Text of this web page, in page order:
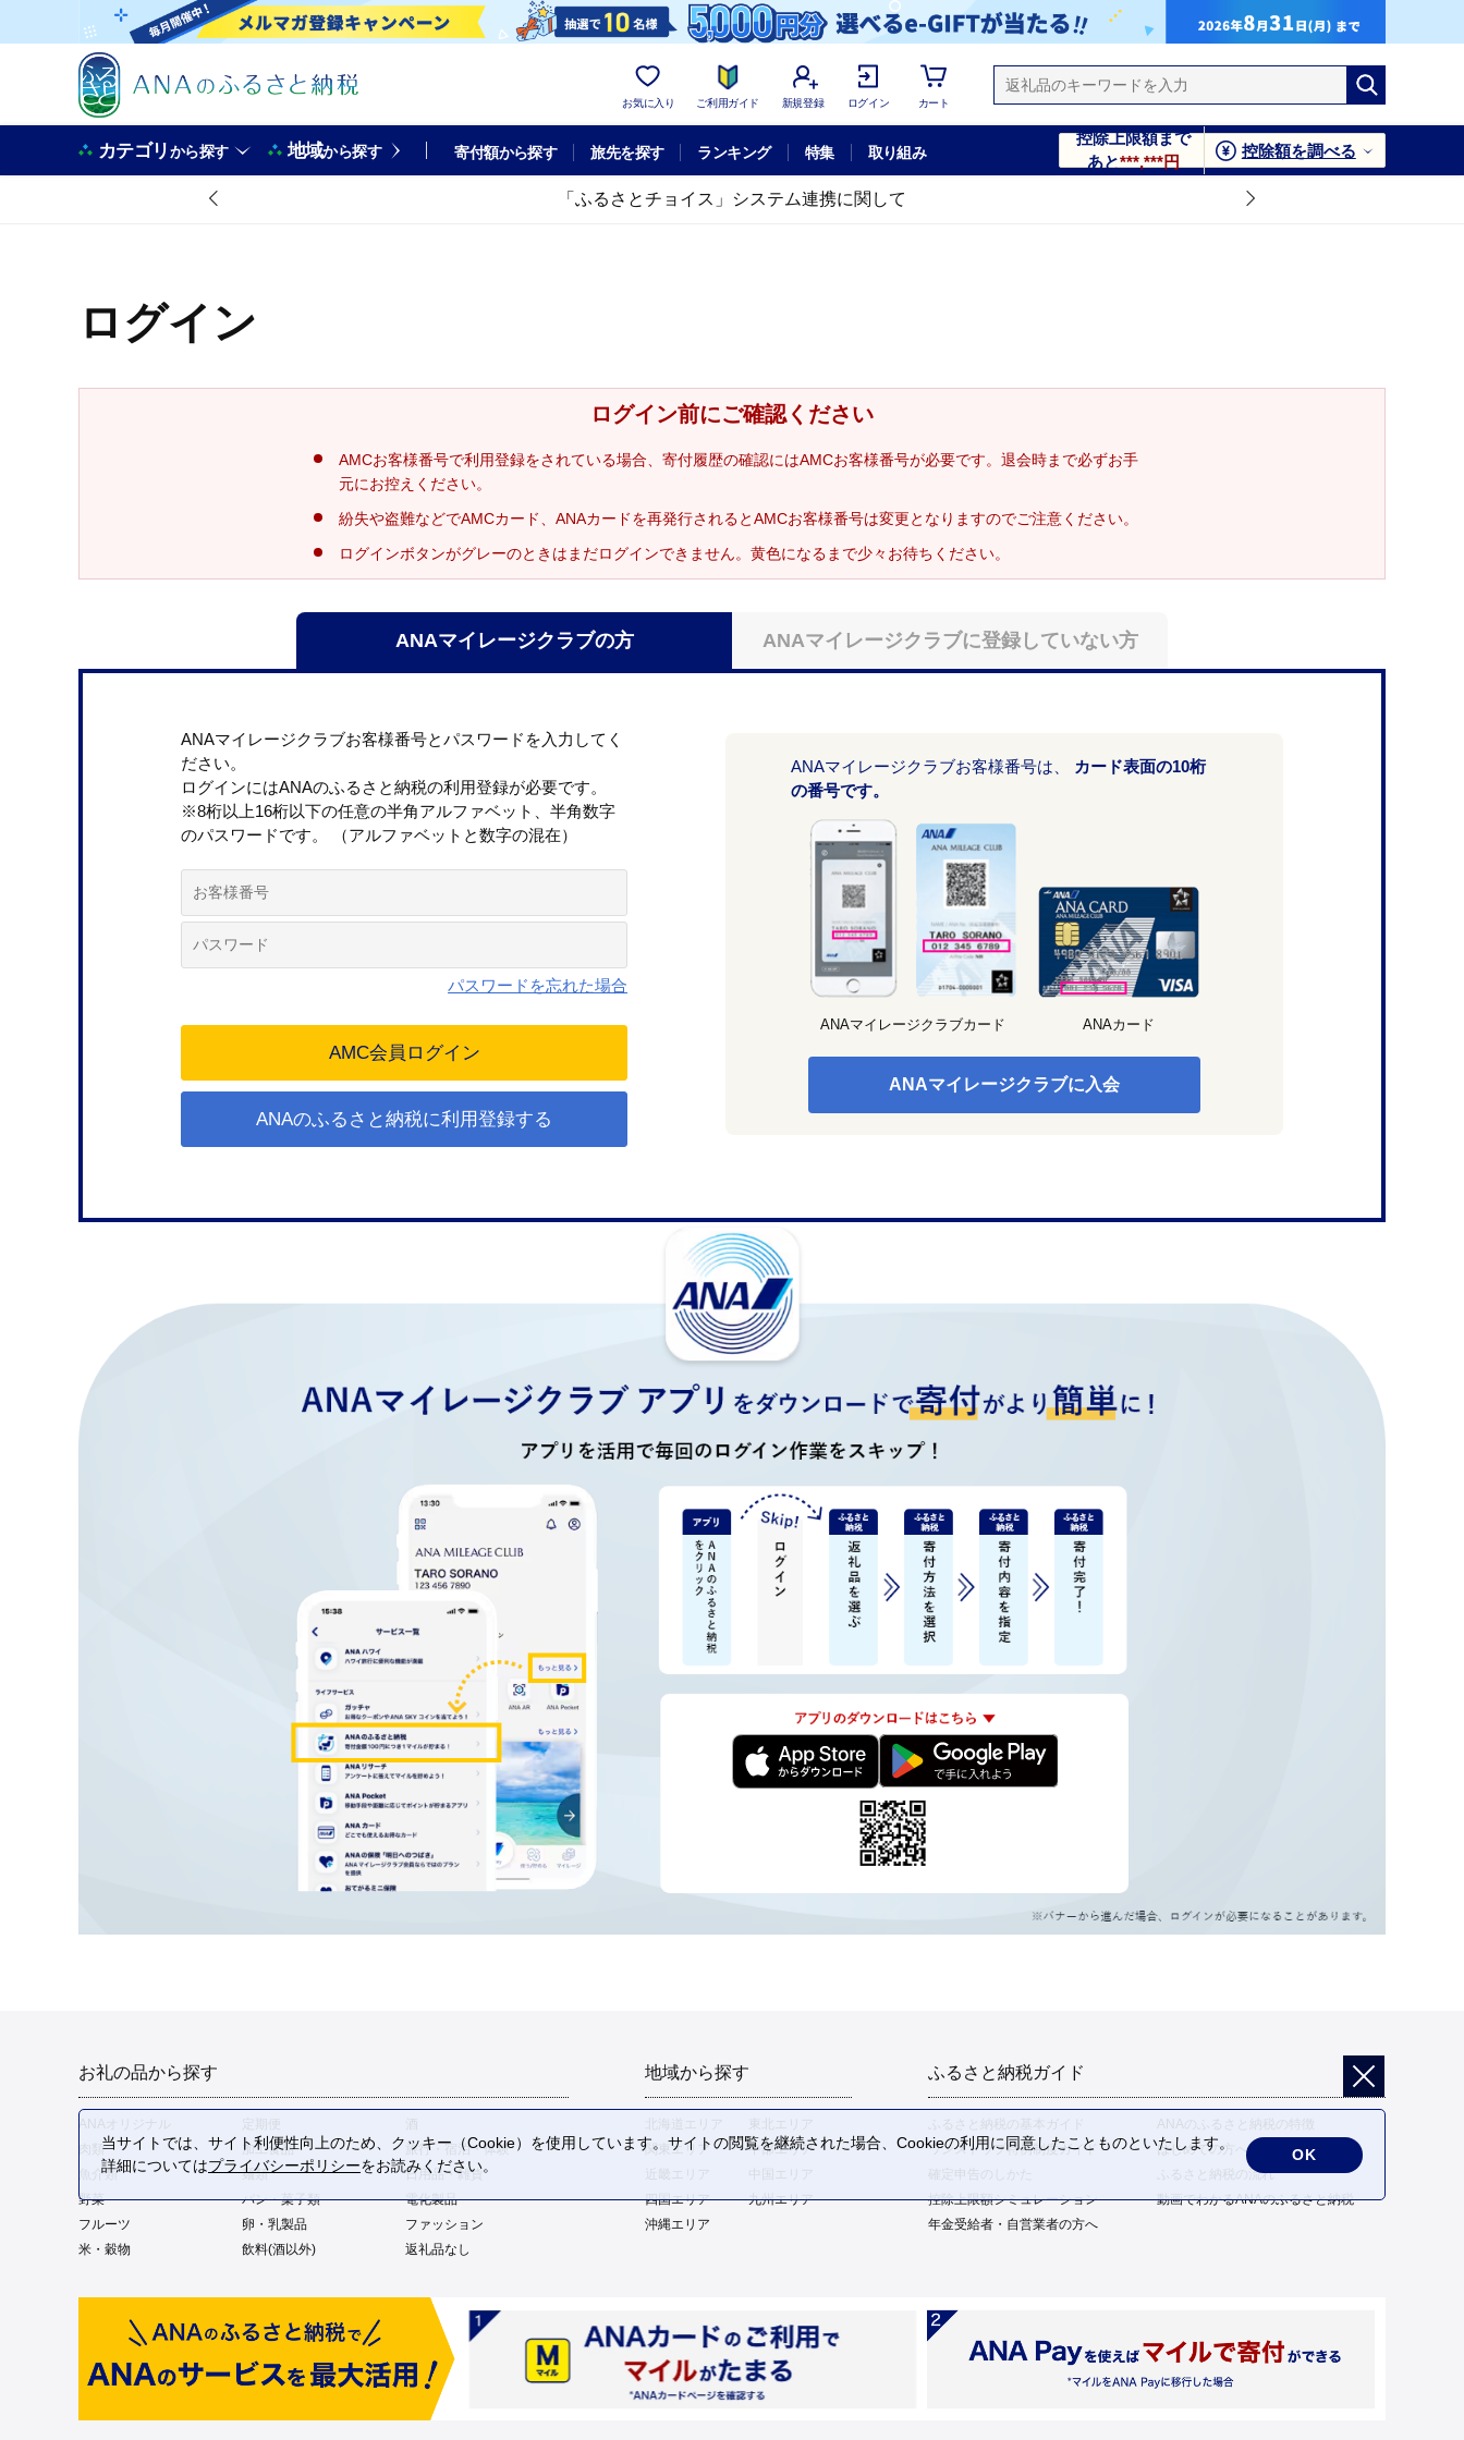
お気に入り ご利用ガイド 新規登録 ログイン カート
カテゴリから探す 地域から探す 寄付額から探す 旅先を探す ランキング 特集 取り組み
控除上限額まで
あと***,***円
控除額を調べる
「ふるさとチョイス」システム連携に関して
ログイン
ログイン前にご確認ください
AMCお客様番号で利用登録をされている場合、寄付履歴の確認にはAMCお客様番号が必要です。退会時まで必ずお手
元にお控えください。
紛失や盗難などでAMCカード、ANAカードを再発行されるとAMCお客様番号は変更となりますのでご注意ください。
ログインボタンがグレーのときはまだログインできません。黄色になるまで少々お待ちください。
ANAマイレージクラブの方 ANAマイレージクラブに登録していない方
ANAマイレージクラブお客様番号とパスワードを入力してく
ださい。
ログインにはANAのふるさと納税の利用登録が必要です。
※8桁以上16桁以下の任意の半角アルファベット、半角数字
のパスワードです。 （アルファベットと数字の混在）
パスワードを忘れた場合
ANAのふるさと納税に利用登録する
ANAマイレージクラブお客様番号は、
カード表面の10桁
の番号です。
ANAマイレージクラブカード ANAカード
ANAマイレージクラブに入会
お礼の品から探す
肉類
加工食品
旅行・宿泊・体験
魚介類
麺類
日用品・雑貨
野菜
パン・菓子類
電化製品
フルーツ
卵・乳製品
ファッション
米・穀物
飲料(酒以外) 返礼品なし
地域から探す
関東エリア
中部エリア
四国エリア
九州エリア
沖縄エリア
ふるさと納税ガイド
ふるさと納税の基本ガイド
ANAのふるさと納税の特徴
ワンストップ特例制度ガイド
はじめての方へ
ふるさと納税の流れ
控除上限額シミュレーション
動画でわかるANAのふるさと納税
年金受給者・自営業者の方へ
当サイトでは、サイト利便性向上のため、クッキー（Cookie）を使用しています。サイトの閲覧を継続された場合、Cookieの利用に同意したことものといたします。
詳細についてはプライバシーポリシーをお読みください。
OK